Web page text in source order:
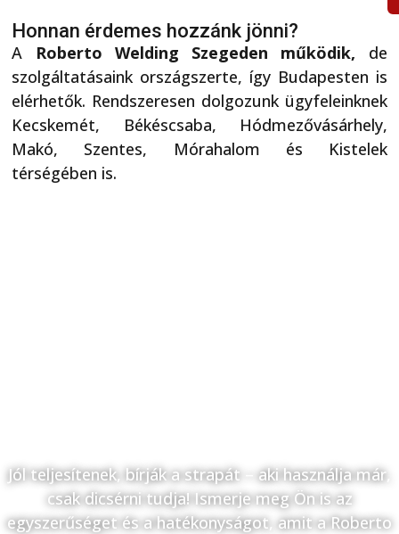
Honnan érdemes hozzánk jönni?
A Roberto Welding Szegeden működik, de
szolgáltatásaink országszerte, így Budapesten is
elérhetők. Rendszeresen dolgozunk ügyfeleinknek
Kecskemét, Békéscsaba, Hódmezővásárhely,
Makó, Szentes, Mórahalom és Kistelek
térségében is.
Jól teljesítenek, bírják a strapát – aki használja már,
csak dicsérni tudja! Ismerje meg Ön is az
egyszerűséget és a hatékonyságot, amit a Roberto